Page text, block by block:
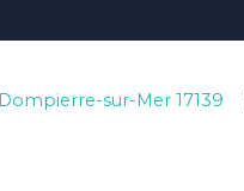
Dompierre-sur-Mer 17139